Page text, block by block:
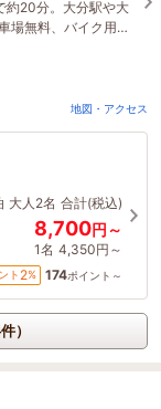
約20分。大分駅や大
場無料、バイク用の
全室WiFi接続無料完
地図・アクセス
大人2名 合計(税込)
8,700円～
1名 4,350円～
ト 2% 174ポイント～
）